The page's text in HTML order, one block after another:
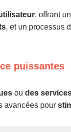
, offrant
, et un processus
puissantes
ou des
avancées pour